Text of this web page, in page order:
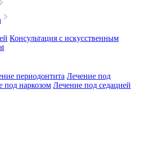
Консультация с искусственным
периодонтита Лечение под
под наркозом Лечение под седацией